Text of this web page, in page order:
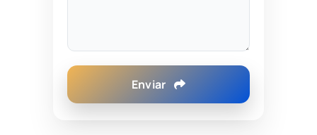
Enviar